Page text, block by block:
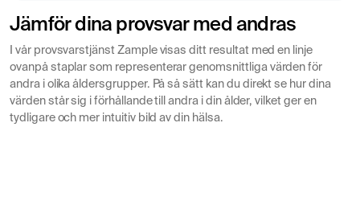
fastställa den exakta orsaken.
B-MCV Lågt värde
En lägre koncentration av MCV innebär att de röda
Jämför dina provsvar med andras
I vår provsvarstjänst Zample visas ditt resultat med en linje
ovanpå staplar som representerar genomsnittliga värden för
andra i olika åldersgrupper. På så sätt kan du direkt se hur dina
värden står sig i förhållande till andra i din ålder, vilket ger en
tydligare och mer intuitiv bild av din hälsa.